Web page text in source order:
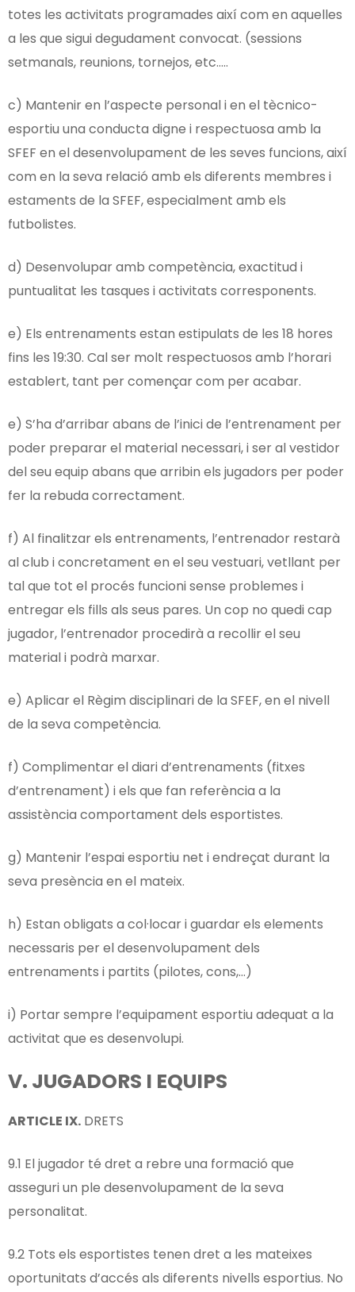
totes les activitats programades així com en aquelles
a les que sigui degudament convocat. (sessions
setmanals, reunions, tornejos, etc…..
c) Mantenir en l’aspecte personal i en el tècnico-
esportiu una conducta digne i respectuosa amb la
SFEF en el desenvolupament de les seves funcions, així
com en la seva relació amb els diferents membres i
estaments de la SFEF, especialment amb els
futbolistes.
d) Desenvolupar amb competència, exactitud i
puntualitat les tasques i activitats corresponents.
e) Els entrenaments estan estipulats de les 18 hores
fins les 19:30. Cal ser molt respectuosos amb l’horari
establert, tant per començar com per acabar.
e) S’ha d’arribar abans de l’inici de l’entrenament per
poder preparar el material necessari, i ser al vestidor
del seu equip abans que arribin els jugadors per poder
fer la rebuda correctament.
f) Al finalitzar els entrenaments, l’entrenador restarà
al club i concretament en el seu vestuari, vetllant per
tal que tot el procés funcioni sense problemes i
entregar els fills als seus pares. Un cop no quedi cap
jugador, l’entrenador procedirà a recollir el seu
material i podrà marxar.
e) Aplicar el Règim disciplinari de la SFEF, en el nivell
de la seva competència.
f) Complimentar el diari d’entrenaments (fitxes
d’entrenament) i els que fan referència a la
assistència comportament dels esportistes.
g) Mantenir l’espai esportiu net i endreçat durant la
seva presència en el mateix.
h) Estan obligats a col·locar i guardar els elements
necessaris per el desenvolupament dels
entrenaments i partits (pilotes, cons,…)
i) Portar sempre l’equipament esportiu adequat a la
activitat que es desenvolupi.
V. JUGADORS I EQUIPS
ARTICLE IX. DRETS
9.1 El jugador té dret a rebre una formació que
asseguri un ple desenvolupament de la seva
personalitat.
9.2 Tots els esportistes tenen dret a les mateixes
oportunitats d’accés als diferents nivells esportius. No